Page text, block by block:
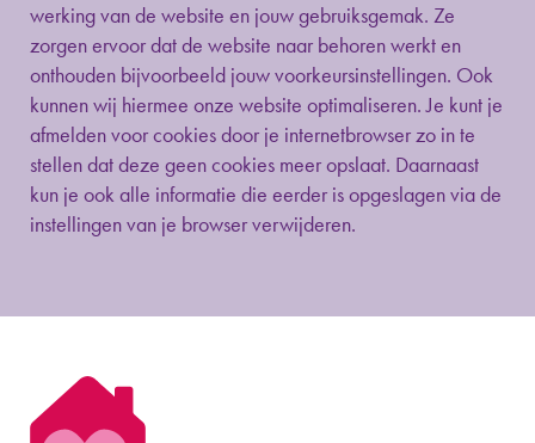
werking van de website en jouw gebruiksgemak. Ze
zorgen ervoor dat de website naar behoren werkt en
onthouden bijvoorbeeld jouw voorkeursinstellingen. Ook
kunnen wij hiermee onze website optimaliseren. Je kunt je
afmelden voor cookies door je internetbrowser zo in te
stellen dat deze geen cookies meer opslaat. Daarnaast
kun je ook alle informatie die eerder is opgeslagen via de
instellingen van je browser verwijderen.